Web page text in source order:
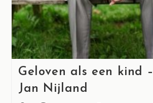
Geloven als een kind
Jan Nijland